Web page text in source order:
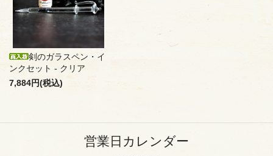
剣のガラスペン・イ
ンクセット - クリア
7,884円(税込)
営業日カレンダー